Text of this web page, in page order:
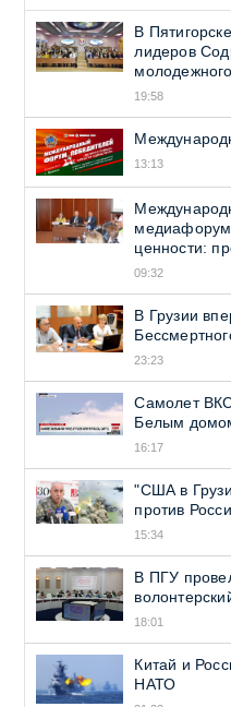
В
лидеров
19:58
13:13
медиафорум
ценности:
09:32
В Грузии
23:23
Самолет
Белым
16:17
"США в
против
15:34
В ПГУ
18:01
Китай и
НАТО